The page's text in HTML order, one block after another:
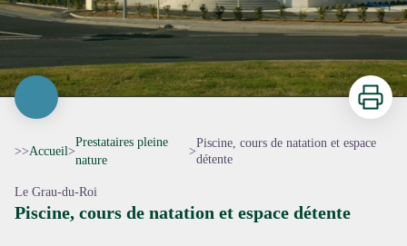
Imprimer
>>Accueil>
Prestataires pleine
nature
>
Piscine, cours de natation et espace
détente
Le Grau-du-Roi
Piscine, cours de natation et espace détente